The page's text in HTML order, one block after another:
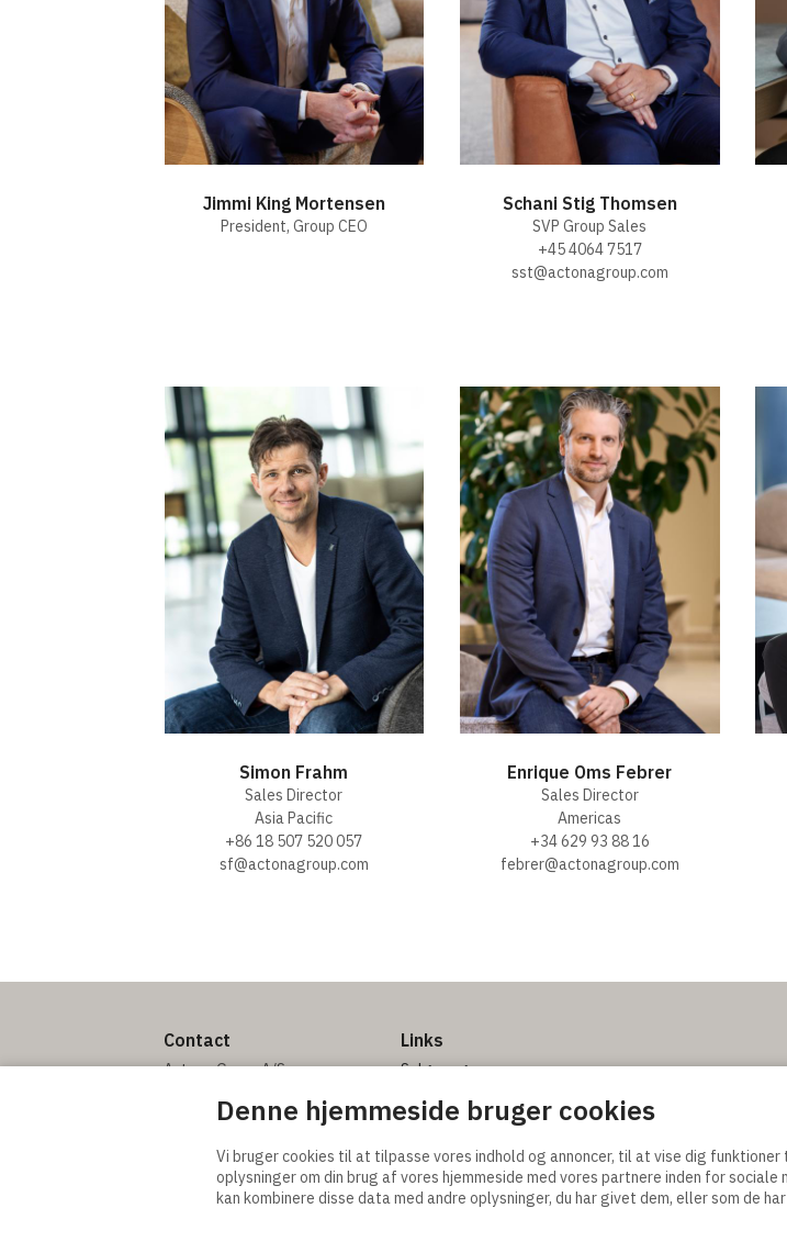
Denne hjemmeside bruger cookies
Vi bruger cookies til at tilpasse vores indhold og annoncer, til at vise dig
oplysninger om din brug af vores hjemmeside med vores partnere inden for
kan kombinere disse data med andre oplysninger, du har givet dem, eller som de
Jimmi King Mortensen
President, Group CEO
Schani Stig Thomsen
SVP Group Sales
+45 4064 7517
sst@actonagroup.com
Simon Frahm
Sales Director
Asia Pacific
+86 18 507 520 057
sf@actonagroup.com
Enrique Oms Febrer
Sales Director
Americas
+34 629 93 88 16
febrer@actonagroup.com
Contact
Actona Group A/S
7500 Holstebro
tel. +45 9613 5111
info@actonagroup.com
Links
Salgs- og
Generelle vilkår og
Privatlivspolitik
Cookie indstilling